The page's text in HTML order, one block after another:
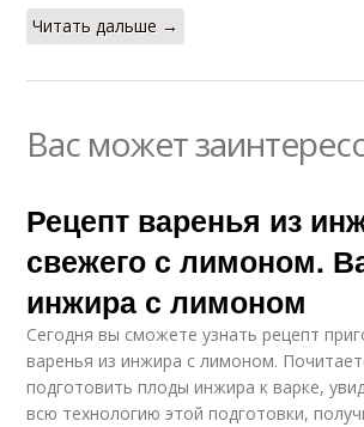
Читать дальше →
Вас может
Рецепт варенья из
свежего с лимоном.
инжира с лимоном
Сегодня вы сможете узнать рецепт
варенья из инжира с лимоном.
подготовить плоды инжира к варке,
всю технологию этой подготовки,